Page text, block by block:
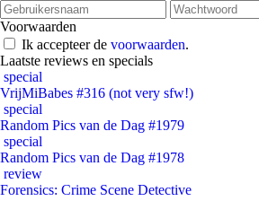
Voorwaarden
Ik accepteer de voorwaarden.
Laatste reviews en specials
special
VrijMiBabes #316 (not very sfw!)
special
Random Pics van de Dag #1979
special
Random Pics van de Dag #1978
review
Forensics: Crime Scene Detective